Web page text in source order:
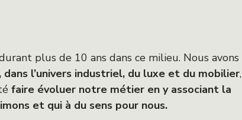
plus de 10 ans dans ce milieu. Nous avons
l’univers industriel, du luxe et du mobilier,
faire évoluer notre métier en y associant la
et qui à du sens pour nous.